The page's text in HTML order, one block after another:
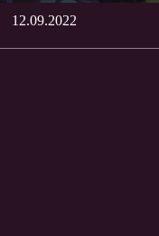
12.09.2022